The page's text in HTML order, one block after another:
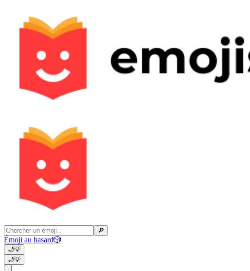
🔎
Émoji au hasard🎲
🌙💡
🌙💡